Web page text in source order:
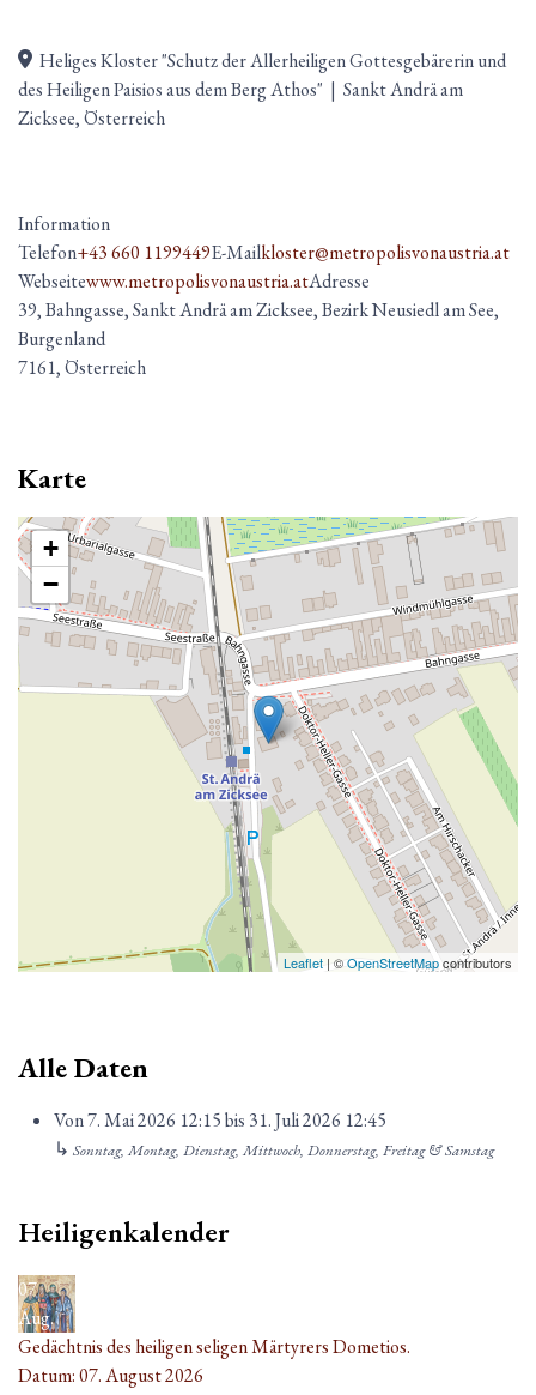
Heliges Kloster "Schutz der Allerheiligen Gottesgebärerin und
des Heiligen Paisios aus dem Berg Athos" | Sankt Andrä am
Zicksee, Österreich
Information
Telefon+43 660 1199449E-Mailkloster@metropolisvonaustria.at
Webseitewww.metropolisvonaustria.atAdresse
39, Bahngasse, Sankt Andrä am Zicksee, Bezirk Neusiedl am See,
Burgenland
7161, Österreich
Karte
+
−
Leaflet | ©OpenStreetMapcontributors
Alle Daten
Von7. Mai 2026 12:15bis 31. Juli 2026 12:45
↳ Sonntag, Montag, Dienstag, Mittwoch, Donnerstag, Freitag & Samstag
Heiligenkalender
07
Aug.
Gedächtnis des heiligen seligen Märtyrers Dometios.
Datum:07. August 2026